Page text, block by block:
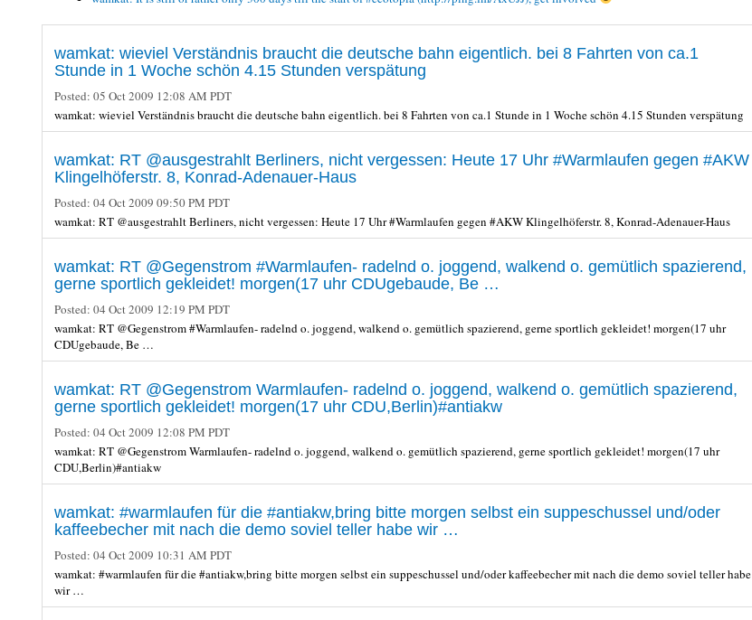
wamkat: wieviel Verständnis braucht die deutsche bahn eigentlich. bei 8 Fahrten von ca.1
Stunde in 1 Woche schön 4.15 Stunden verspätung
Posted: 05 Oct 2009 12:08 AM PDT
wamkat: wieviel Verständnis braucht die deutsche bahn eigentlich. bei 8 Fahrten von ca.1 Stunde in 1 Woche schön 4.15 Stunden verspätung
wamkat: RT @ausgestrahlt Berliners, nicht vergessen: Heute 17 Uhr #Warmlaufen gegen #AKW
Klingelhöferstr. 8, Konrad-Adenauer-Haus
Posted: 04 Oct 2009 09:50 PM PDT
wamkat: RT @ausgestrahlt Berliners, nicht vergessen: Heute 17 Uhr #Warmlaufen gegen #AKW Klingelhöferstr. 8, Konrad-Adenauer-Haus
wamkat: RT @Gegenstrom #Warmlaufen- radelnd o. joggend, walkend o. gemütlich spazierend,
gerne sportlich gekleidet! morgen(17 uhr CDUgebaude, Be …
Posted: 04 Oct 2009 12:19 PM PDT
wamkat: RT @Gegenstrom #Warmlaufen- radelnd o. joggend, walkend o. gemütlich spazierend, gerne sportlich gekleidet! morgen(17 uhr
CDUgebaude, Be …
wamkat: RT @Gegenstrom Warmlaufen- radelnd o. joggend, walkend o. gemütlich spazierend,
gerne sportlich gekleidet! morgen(17 uhr CDU,Berlin)#antiakw
Posted: 04 Oct 2009 12:08 PM PDT
wamkat: RT @Gegenstrom Warmlaufen- radelnd o. joggend, walkend o. gemütlich spazierend, gerne sportlich gekleidet! morgen(17 uhr
CDU,Berlin)#antiakw
wamkat: #warmlaufen für die #antiakw,bring bitte morgen selbst ein suppeschussel und/oder
kaffeebecher mit nach die demo soviel teller habe wir …
Posted: 04 Oct 2009 10:31 AM PDT
wamkat: #warmlaufen für die #antiakw,bring bitte morgen selbst ein suppeschussel und/oder kaffeebecher mit nach die demo soviel teller habe
wir …